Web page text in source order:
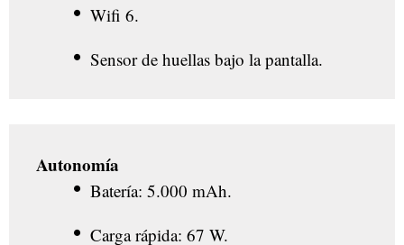
Wifi 6.
Sensor de huellas bajo la pantalla.
Autonomía
Batería: 5.000 mAh.
Carga rápida: 67 W.